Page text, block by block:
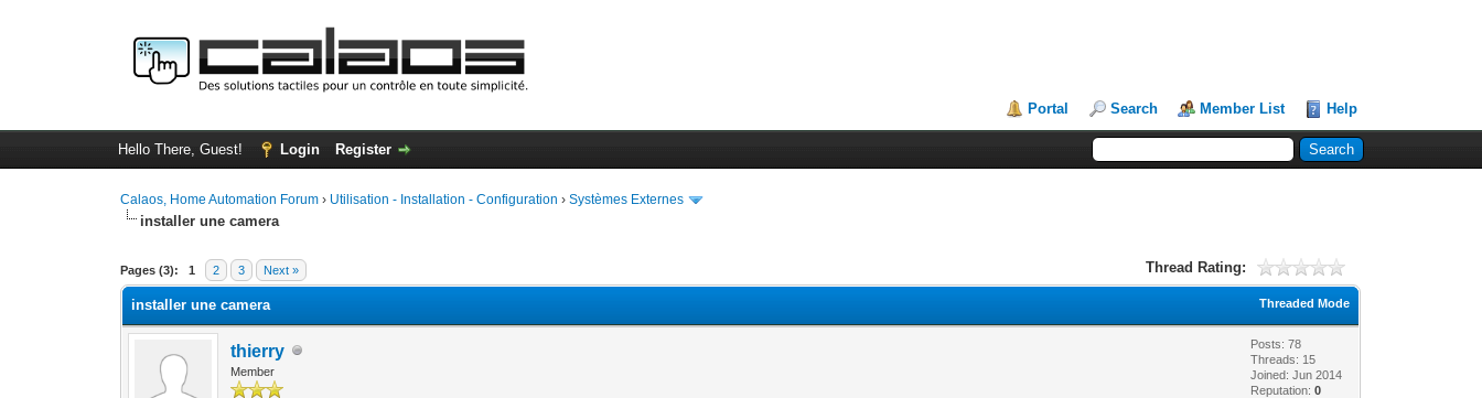
Portal Search Member List Help
Hello There, Guest! Login Register
Calaos, Home Automation Forum › Utilisation - Installation - Configuration ›Systèmes Externes
installer une camera
Pages (3): 1 2 3 Next » Thread Rating:
0 Vote(s) - 0 Average
1
2
3
4
5
Threaded Mode
installer une camera
thierry
Member
Posts: 78
Threads: 15
Joined: Jun 2014
Reputation:0